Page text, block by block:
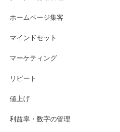
ホームページ集客
マインドセット
マーケティング
リピート
値上げ
利益率・数字の管理